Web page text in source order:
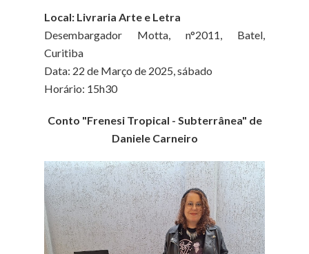
Local: Livraria Arte e Letra
Desembargador Motta, n°2011, Batel,
Curitiba
Data: 22 de Março de 2025, sábado
Horário: 15h30
Conto "Frenesi Tropical - Subterrânea" de
Daniele Carneiro